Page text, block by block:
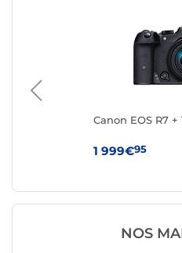
Canon EOS R7 +
1 999€95
NOS